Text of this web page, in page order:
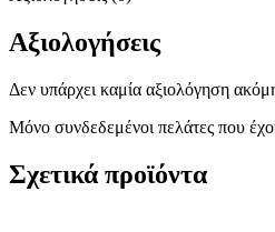
Αξιολογήσεις
Δεν υπάρχει καμία αξιολόγηση
Μόνο συνδεδεμένοι πελάτες που
Σχετικά προϊόντα